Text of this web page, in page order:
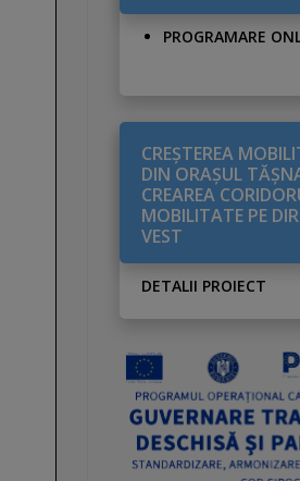
PROGRAMARE
CREŞTEREA
DIN ORAŞUL
CREAREA
MOBILITATE PE
VEST
DETALII PROIECT